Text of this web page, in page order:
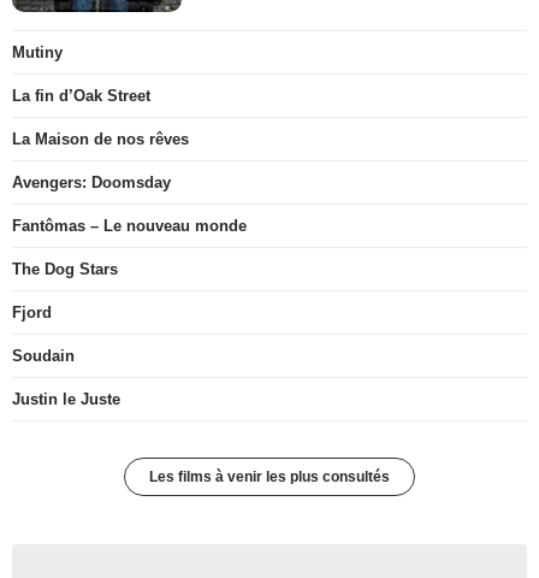
Mutiny
La fin d’Oak Street
La Maison de nos rêves
Avengers: Doomsday
Fantômas – Le nouveau monde
The Dog Stars
Fjord
Soudain
Justin le Juste
Les films à venir les plus consultés